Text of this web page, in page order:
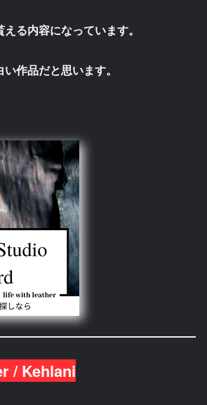
る内容になっています。
作品だと思います。
/ Kehlani